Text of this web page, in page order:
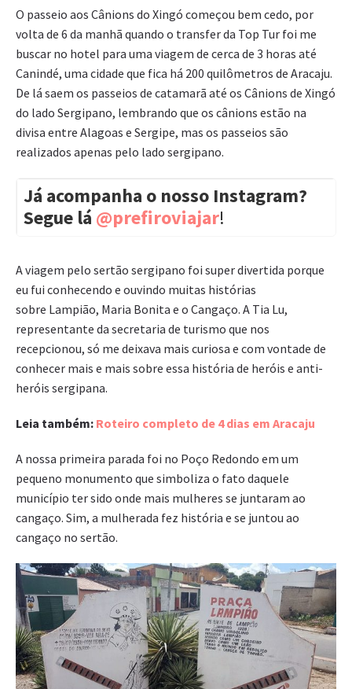
O passeio aos Cânions do Xingó começou bem cedo, por
volta de 6 da manhã quando o transfer da Top Tur foi me
buscar no hotel para uma viagem de cerca de 3 horas até
Canindé, uma cidade que fica há 200 quilômetros de Aracaju.
De lá saem os passeios de catamarã até os Cânions de Xingó
do lado Sergipano, lembrando que os cânions estão na
divisa entre Alagoas e Sergipe, mas os passeios são
realizados apenas pelo lado sergipano.
Já acompanha o nosso Instagram?
Segue lá @prefiroviajar!
A viagem pelo sertão sergipano foi super divertida porque
eu fui conhecendo e ouvindo muitas histórias
sobre Lampião, Maria Bonita e o Cangaço. A Tia Lu,
representante da secretaria de turismo que nos
recepcionou, só me deixava mais curiosa e com vontade de
conhecer mais e mais sobre essa história de heróis e anti-
heróis sergipana.
Leia também: Roteiro completo de 4 dias em Aracaju
A nossa primeira parada foi no Poço Redondo em um
pequeno monumento que simboliza o fato daquele
município ter sido onde mais mulheres se juntaram ao
cangaço. Sim, a mulherada fez história e se juntou ao
cangaço no sertão.